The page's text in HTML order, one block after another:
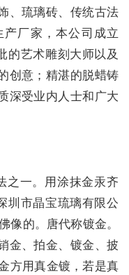
、琉璃砖、传统古法
厂家，本公司成立
的艺术雕刻大师以及
创意；精湛的脱蜡铸
深受业内人士和广大
之一。用涂抹金汞齐
圳市晶宝琉璃有限公
像的。 唐代称镀金。
金、拍金、镀金、披
方用真金镀，若是真